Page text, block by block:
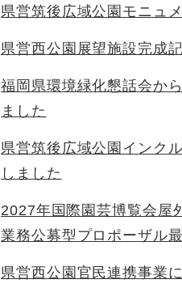
県営筑後広域公園モニュ
県営西公園展望施設完成
福岡県環境緑化懇話会か
ました
県営筑後広域公園インク
しました
2027年国際園芸博覧会屋
業務公募型プロポーザル
県営西公園官民連携事業